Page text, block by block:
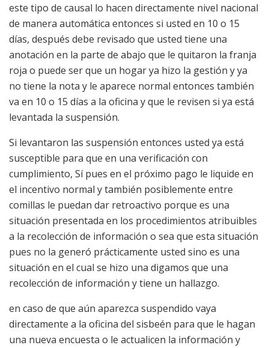
este tipo de causal lo hacen directamente nivel nacional
de manera automática entonces si usted en 10 o 15
días, después debe revisado que usted tiene una
anotación en la parte de abajo que le quitaron la franja
roja o puede ser que un hogar ya hizo la gestión y ya
no tiene la nota y le aparece normal entonces también
va en 10 o 15 días a la oficina y que le revisen si ya está
levantada la suspensión.
Si levantaron las suspensión entonces usted ya está
susceptible para que en una verificación con
cumplimiento, Sí pues en el próximo pago le liquide en
el incentivo normal y también posiblemente entre
comillas le puedan dar retroactivo porque es una
situación presentada en los procedimientos atribuibles
a la recolección de información o sea que esta situación
pues no la generó prácticamente usted sino es una
situación en el cual se hizo una digamos que una
recolección de información y tiene un hallazgo.
en caso de que aún aparezca suspendido vaya
directamente a la oficina del sisbeén para que le hagan
una nueva encuesta o le actualicen la información y